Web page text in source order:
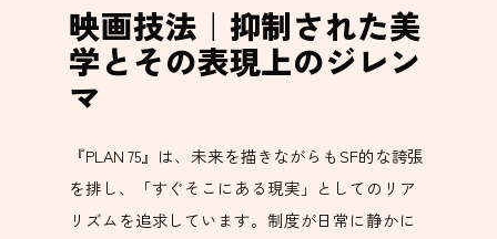
映画技法｜抑制された美
学とその表現上のジレン
マ
『PLAN 75』は、未来を描きながらもSF的な誇張
を排し、「すぐそこにある現実」としてのリア
リズムを追求しています。制度が日常に静かに